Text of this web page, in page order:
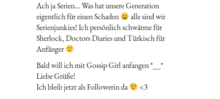
Ach ja Serien… Was hat unsere Generation
eigentlich für einen Schaden
alle sind wir
Serienjunkies! Ich persönlich schwärme für
Sherlock, Doctors Diaries und Türkisch für
Anfänger
Bald will ich mit Gossip Girl anfangen *__*
Liebe Grüße!
Ich bleib jetzt als Followerin da
<3